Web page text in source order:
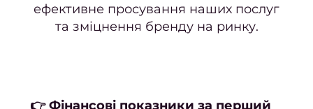
ефективне просування наших послуг
та зміцнення бренду на ринку.
👉Фінансові показники за перший